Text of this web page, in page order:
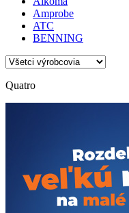
Amprobe
ATC
BENNING
Quatro